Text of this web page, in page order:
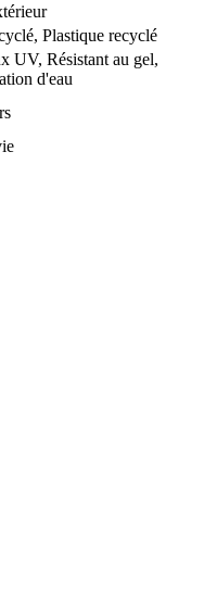
Plastique recyclé
UV, Résistant au gel,
d'eau